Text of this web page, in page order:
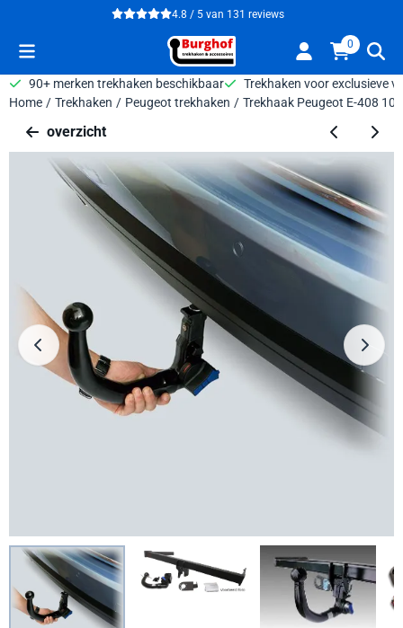
Cookievoorkeuren zijn beschikbaar. Kies instellingen of sta alle
4.8 / 5 van 131 reviews
0
90+ merken trekhaken beschikbaar
Trekhaken voor exclusieve
Home / Trekhaken / Peugeot trekhaken / Trekhaak Peugeot E-408
overzicht